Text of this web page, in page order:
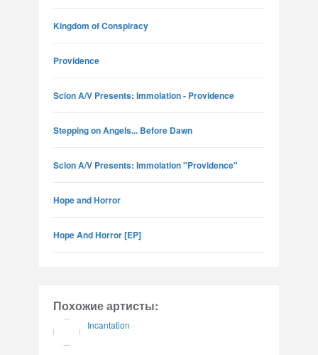
Kingdom of Conspiracy
Providence
Scion A/V Presents: Immolation - Providence
Stepping on Angels... Before Dawn
Scion A/V Presents: Immolation "Providence"
Hope and Horror
Hope And Horror [EP]
Похожие артисты:
Incantation